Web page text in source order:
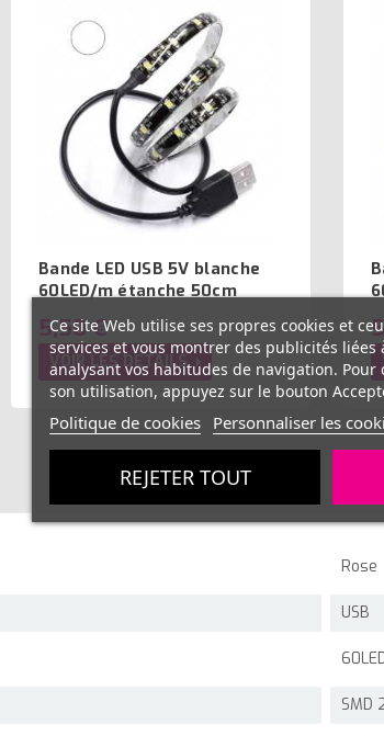
Bande LED USB 5V blanche
60LED/m étanche 50cm
5,50 €
VOIR LES DÉTAILS
Rose
USB
SMD
Ce site Web utilise ses propres cookies et
services et vous montrer des publicités liées
analysant vos habitudes de navigation.
son utilisation, appuyez sur le bouton
Politique de cookies Personnaliser les
REJETER TOUT